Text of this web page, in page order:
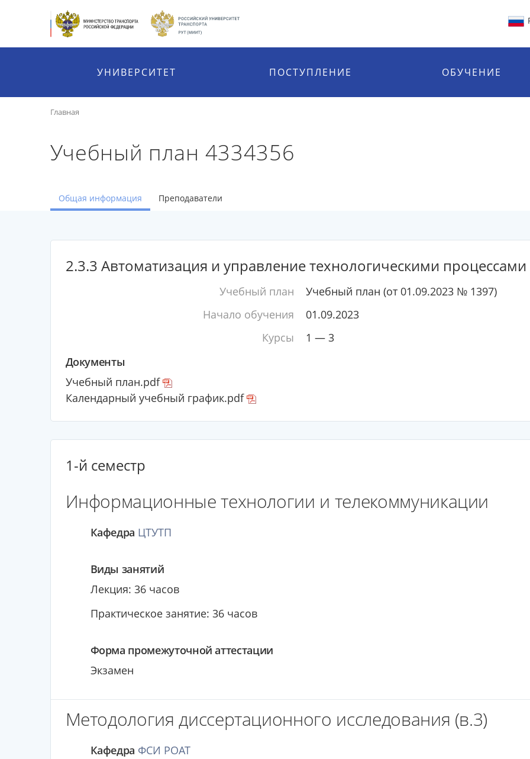
УНИВЕРСИТЕТ ПОСТУПЛЕНИЕ ОБУЧЕНИЕ
Главная
Учебный план 4334356
Общая информация Преподаватели
2.3.3 Автоматизация и управление технологическими
Учебный план
Учебный план (от 01.09.2023 № 1397)
Начало обучения
01.09.2023
Курсы
1 — 3
Документы
Учебный план.pdf
Календарный учебный график.pdf
1-й семестр
Информационные технологии и телекоммуникации
Кафедра ЦТУТП
Виды занятий
Лекция: 36 часов
Практическое занятие: 36 часов
Форма промежуточной аттестации
Экзамен
Методология диссертационного исследования (в.3)
Кафедра ФСИ РОАТ